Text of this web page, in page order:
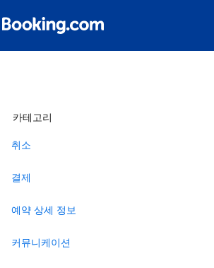
카테고리
취소
결제
예약 상세 정보
커뮤니케이션